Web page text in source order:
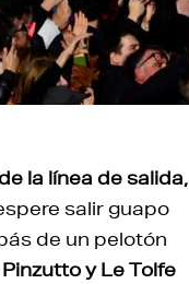
la línea de salida,
salir guapo
de un pelotón
y Le Tolfe